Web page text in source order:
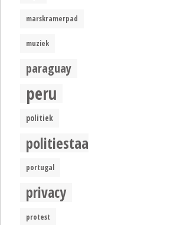
marskramerpad
muziek
paraguay
peru
politiek
politiestaat
portugal
privacy
protest